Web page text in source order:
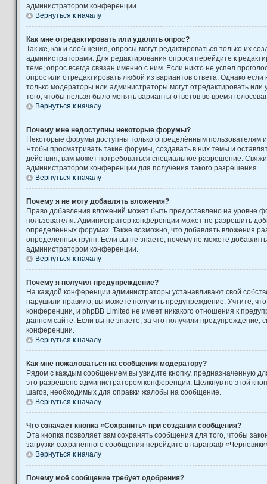
администратором конференции.
Вернуться к началу
Как мне отредактировать или удалить опрос?
Так же, как и сообщения, опросы могут редактироваться только их
администраторами. Для редактирования опроса перейдите к
теме; опрос всегда связан именно с ним. Если никто не успел
опрос или отредактировать любой из вариантов ответа. Однако если
только модераторы или администраторы могут отредактировать или
того, чтобы нельзя было менять варианты ответов во время
Вернуться к началу
Почему мне недоступны некоторые форумы?
Некоторые форумы доступны только определённым пользователям
Чтобы просматривать такие форумы, создавать в них темы и
действия, вам может потребоваться специальное разрешение.
администратором конференции для получения такого разрешения.
Вернуться к началу
Почему я не могу добавлять вложения?
Право добавления вложений может быть предоставлено на уровне
пользователя. Администратор конференции может не разрешить
определённых форумах. Также возможно, что добавлять вложения
определённых групп. Если вы не знаете, почему не можете
администратором конференции.
Вернуться к началу
Почему я получил предупреждение?
На каждой конференции администраторы устанавливают свой
нарушили правило, вы можете получить предупреждение. Учтите,
конференции, и phpBB Limited не имеет никакого отношения к
данном сайте. Если вы не знаете, за что получили предупреждение,
конференции.
Вернуться к началу
Как мне пожаловаться на сообщения модератору?
Рядом с каждым сообщением вы увидите кнопку, предназначенную
это разрешено администратором конференции. Щёлкнув по этой
шагов, необходимых для оправки жалобы на сообщение.
Вернуться к началу
Что означает кнопка «Сохранить» при создании сообщения?
Эта кнопка позволяет вам сохранять сообщения для того, чтобы
загрузки сохранённого сообщения перейдите в параграф
Вернуться к началу
Почему моё сообщение требует одобрения?